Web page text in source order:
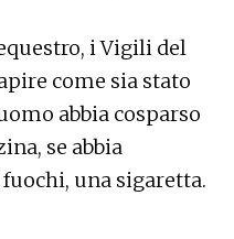
i Vigili del
come sia stato
abbia cosparso
se abbia
una sigaretta.